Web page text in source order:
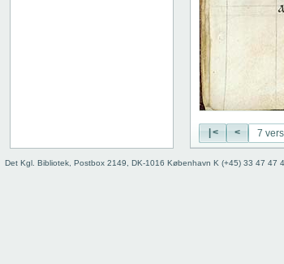
|< <
Det Kgl. Bibliotek, Postbox 2149, DK-1016 København K (+45) 33 47 47